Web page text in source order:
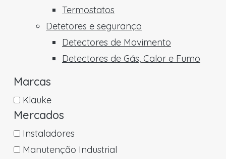
Termostatos
Detetores e segurança
Detectores de Movimento
Detectores de Gás, Calor e Fumo
Marcas
Klauke
Mercados
Instaladores
Manutenção Industrial